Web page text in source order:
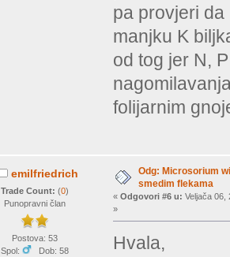
pa provjeri
manjku K
od tog jer N,
folijarnim
emilfriedrich
Trade Count: (0)
Punopravni član
Postova: 53
Spol:
Dob: 58
Odg: Microsorium
smedim flekama
« Odgovori #6 u: Veljača 06,
»
Hvala,